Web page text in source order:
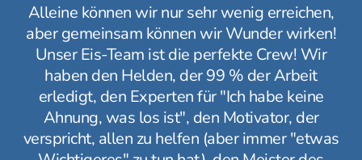
Alleine können wir nur sehr wenig erreichen,
aber gemeinsam können wir Wunder wirken!
Unser Eis-Team ist die perfekte Crew! Wir
haben den Helden, der 99 % der Arbeit
erledigt, den Experten für "Ich habe keine
Ahnung, was los ist", den Motivator, der
verspricht, allen zu helfen (aber immer "etwas